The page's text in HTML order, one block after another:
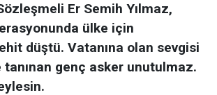
Er Semih Yılmaz,
ülke için
düştü. Vatanına olan sevgisi
genç asker unutulmaz.